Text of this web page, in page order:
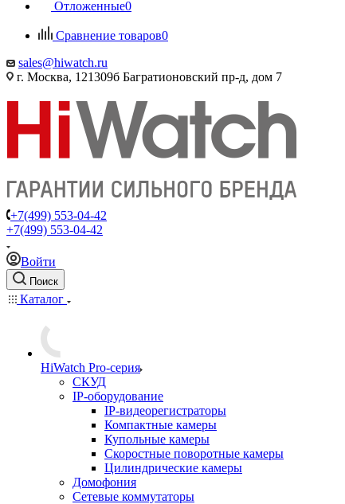
Отложенные0
Сравнение товаров0
sales@hiwatch.ru
г. Москва, 121309б Багратионовский пр-д, дом 7
+7(499) 553-04-42
+7(499) 553-04-42
Войти
Поиск
Каталог
HiWatch Pro-серия
CКУД
IP-оборудование
IP-видеорегистраторы
Компактные камеры
Купольные камеры
Скоростные поворотные камеры
Цилиндрические камеры
Домофония
Сетевые коммутаторы